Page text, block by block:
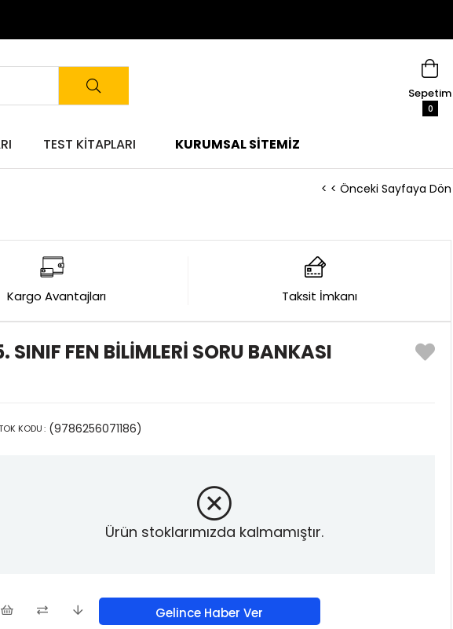
Sepetim
0
TEST KITAPLARI KURUMSAL SITEMIZ
< < Önceki Sayfaya Dön
Kargo Avantajları Taksit İmkanı
SINIF FEN BİLİMLERİ SORU BANKASI
(9786256071186)
KODU
Ürün stoklarımızda kalmamıştır.
Gelince Haber Ver